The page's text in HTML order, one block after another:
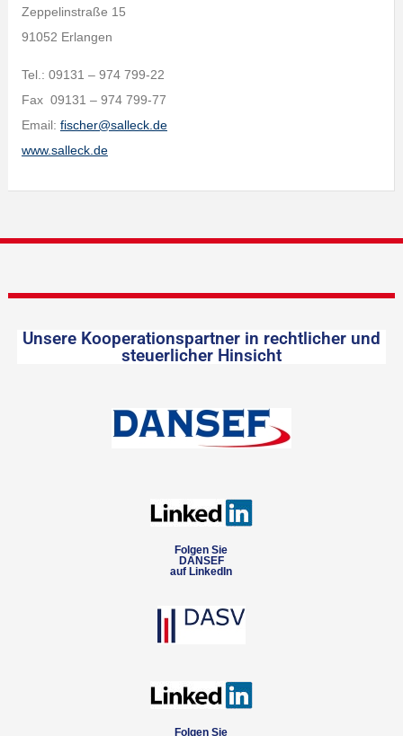
Zeppelinstraße 15
91052 Erlangen
Tel.: 09131 – 974 799-22
Fax 09131 – 974 799-77
Email: fischer@salleck.de
www.salleck.de
Unsere Kooperationspartner in rechtlicher und
steuerlicher Hinsicht
Folgen Sie
DANSEF
auf LinkedIn
Folgen Sie